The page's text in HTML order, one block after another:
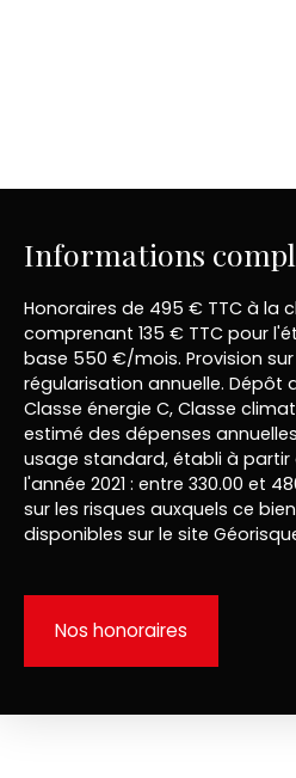
Informations
Honoraires de 495 € TTC à la
comprenant 135 € TTC pour
base 550 €/mois. Provision
régularisation annuelle. Dépôt
Classe énergie C, Classe
estimé des dépenses
usage standard, établi à partir
l'année 2021 : entre 330.00 et
sur les risques auxquels ce
disponibles sur le site
Nos honoraires